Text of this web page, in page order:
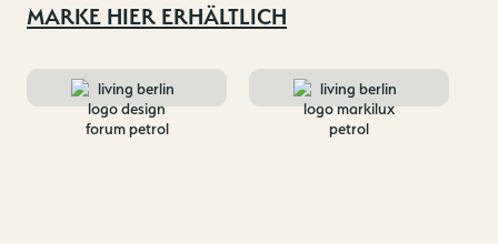
MARKE HIER ERHÄLTLICH